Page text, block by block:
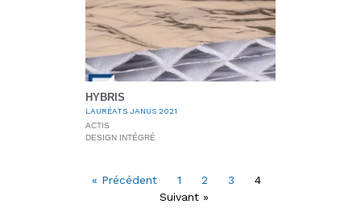
HYBRIS
LAURÉATS JANUS 2021
ACTIS
DESIGN INTÉGRÉ
« Précédent 1 2 3
4
Suivant »